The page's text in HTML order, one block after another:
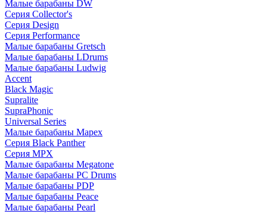
Малые барабаны DW
Серия Collector's
Серия Design
Серия Performance
Малые барабаны Gretsch
Малые барабаны LDrums
Малые барабаны Ludwig
Accent
Black Magic
Supralite
SupraPhonic
Universal Series
Малые барабаны Mapex
Серия Black Panther
Серия MPX
Малые барабаны Megatone
Малые барабаны PC Drums
Малые барабаны PDP
Малые барабаны Peace
Малые барабаны Pearl